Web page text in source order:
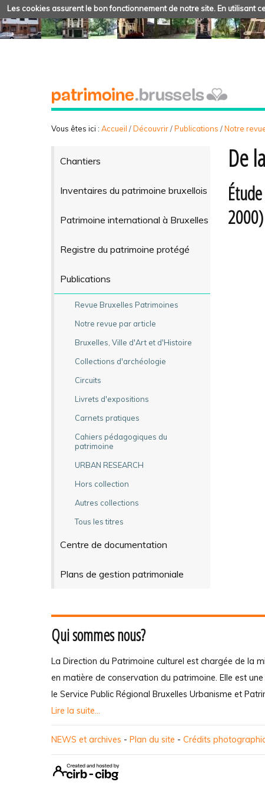
Les cookies assurent le bon fonctionnement de notre site. En utilisant
Vous êtes ici : Accueil /Découvrir/Publications /Notre
Chantiers
Inventaires du patrimoine bruxellois
Patrimoine international à Bruxelles
Registre du patrimoine protégé
Publications
Revue Bruxelles Patrimoines
Notre revue par article
Bruxelles, Ville d'Art et d'Histoire
Collections d'archéologie
Circuits
Livrets d'expositions
Carnets pratiques
Cahiers pédagogiques du
patrimoine
URBAN RESEARCH
Hors collection
Autres collections
Tous les titres
Centre de documentation
Plans de gestion patrimoniale
De
2000)
Qui sommes nous?
La Direction du Patrimoine culturel est chargée de la
en matière de conservation du patrimoine. Elle est
le Service Public Régional Bruxelles Urbanisme et
Lire la suite...
NEWS et archives - Plan du site - Crédits